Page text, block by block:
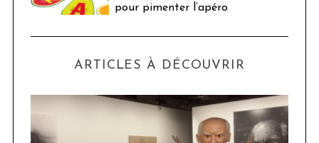
pour pimenter l’apéro
ARTICLES À DÉCOUVRIR